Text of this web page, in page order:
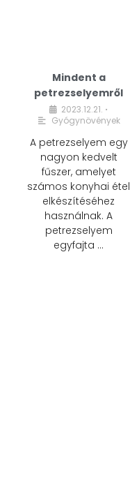
Mindent a
petrezselyemről
2023.12.21. •
Gyógynövények
A petrezselyem egy
nagyon kedvelt
fűszer, amelyet
számos konyhai étel
elkészítéséhez
használnak. A
petrezselyem
egyfajta …